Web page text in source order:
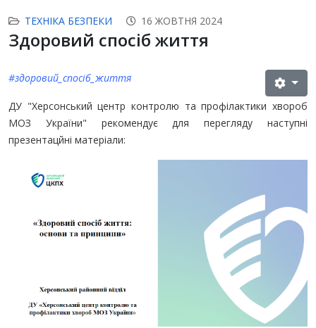
ТЕХНІКА БЕЗПЕКИ 16 ЖОВТНЯ 2024
Здоровий спосіб життя
#здоровий_спосіб_життя
ДУ "Херсонський центр контролю та профілактики хвороб
МОЗ України" рекомендує для перегляду наступні
презентацйні матеріали: